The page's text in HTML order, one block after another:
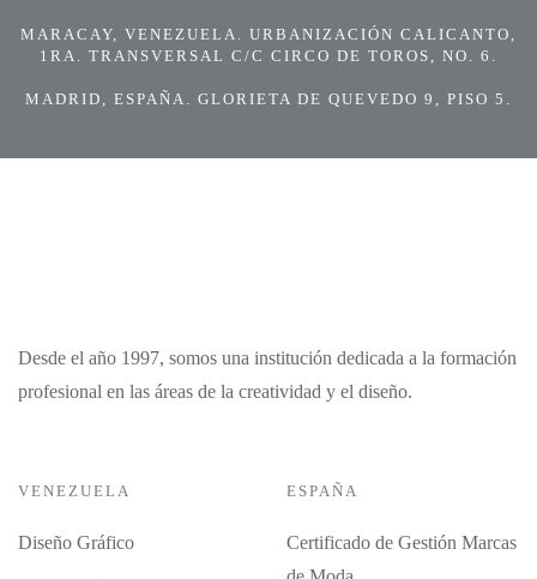
MARACAY, VENEZUELA. URBANIZACIÓN CALICANTO,
1RA. TRANSVERSAL C/C CIRCO DE TOROS, NO. 6.
MADRID, ESPAÑA. GLORIETA DE QUEVEDO 9, PISO 5.
Desde el año 1997, somos una institución dedicada a la formación
profesional en las áreas de la creatividad y el diseño.
VENEZUELA
Diseño Gráfico
ESPAÑA
Certificado de Gestión Marcas